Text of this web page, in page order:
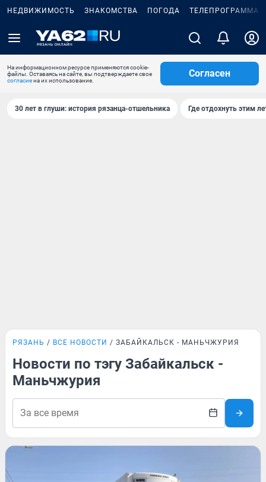
НЕДВИЖИМОСТЬ ЗНАКОМСТВА ПОГОДА ТЕЛЕПРОГРАММА
На информационном ресурсе применяются cookie-
файлы. Оставаясь на сайте, вы подтверждаете свое
согласиена их использование.
Согласен
30 лет в глуши: история рязанца-отшельника Где отдохнуть этим
РЯЗАНЬ ВСЕ НОВОСТИ ЗАБАЙКАЛЬСК - МАНЬЧЖУРИЯ
Новости по тэгу Забайкальск -
Маньчжурия